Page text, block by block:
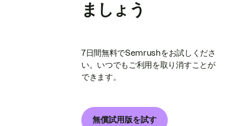
ましょう
7日間無料でSemrushをお試しくださ
い。いつでもご利用を取り消すことが
できます。
無償試用版を試す